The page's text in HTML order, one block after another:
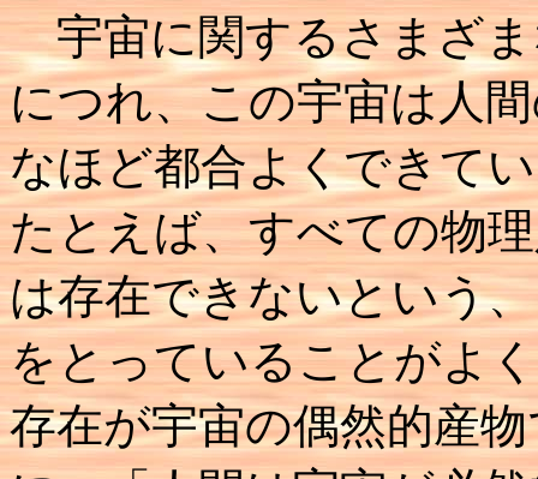
宇宙に関するさまざま
につれ、この宇宙は人
なほど都合よくできて
たとえば、すべての物
は存在できないという
をとっていることがよ
存在が宇宙の偶然的産